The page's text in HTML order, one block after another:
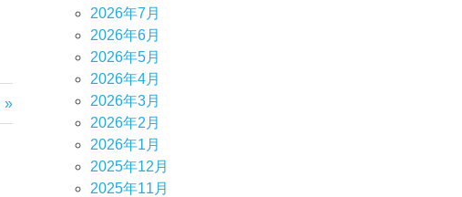
2026年7月
2026年6月
2026年5月
2026年4月
2026年3月
2026年2月
2026年1月
2025年12月
2025年11月